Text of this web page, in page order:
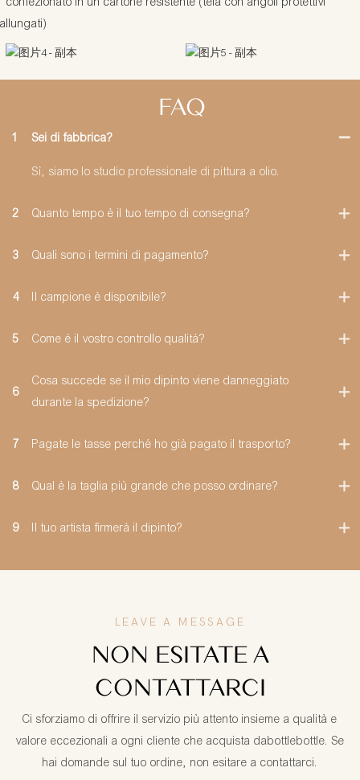
allungati)
FAQ
1 Sei di fabbrica?
Sì, siamo lo studio professionale di pittura a olio.
2 Quanto tempo è il tuo tempo di consegna?
3 Quali sono i termini di pagamento?
4 Il campione è disponibile?
5 Come è il vostro controllo qualità?
6
Cosa succede se il mio dipinto viene danneggiato
durante la spedizione?
7 Pagate le tasse perché ho già pagato il trasporto?
8 Qual è la taglia più grande che posso ordinare?
9 Il tuo artista firmerà il dipinto?
LEAVE A MESSAGE
NON ESITATE A
CONTATTARCI
Ci sforziamo di offrire il servizio più attento insieme a qualità e
valore eccezionali a ogni cliente che acquista dabottlebottle. Se
hai domande sul tuo ordine, non esitare a contattarci.